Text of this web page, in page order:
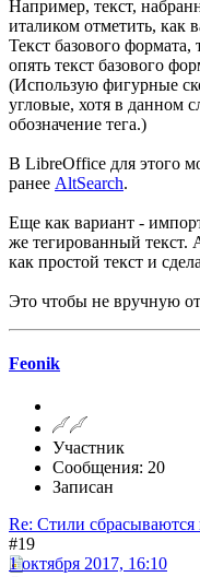
Например, текст,
италиком отметить, как
Текст базового
опять текст базового
(Использую фигурные
угловые, хотя в данном
обозначение тега.)
В LibreOffice для этого
ранее AltSearch.
Еще как вариант -
же тегированный текст.
как простой текст и
Это чтобы не вручную
Feonik
Участник
Сообщения: 20
Записан
Re: Стили
#19
1 октября 2017, 16:10